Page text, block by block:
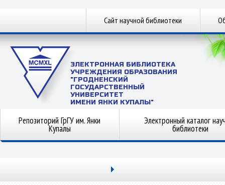
Сайт научной библиотеки
ЭЛЕКТРОННАЯ БИБЛИОТЕКА
УЧРЕЖДЕНИЯ ОБРАЗОВАНИЯ
"ГРОДНЕНСКИЙ
ГОСУДАРСТВЕННЫЙ
УНИВЕРСИТЕТ
ИМЕНИ ЯНКИ КУПАЛЫ"
Репозиторий ГрГУ им. Янки
Купалы
Электронный каталог
библиотеки